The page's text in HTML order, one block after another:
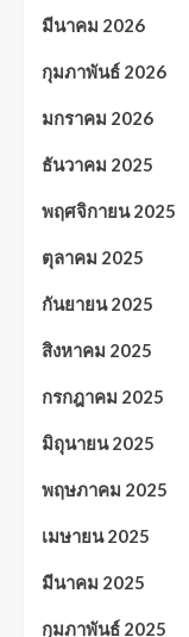
มีนาคม 2026
กุมภาพันธ์ 2026
มกราคม 2026
ธันวาคม 2025
พฤศจิกายน 2025
ตุลาคม 2025
กันยายน 2025
สิงหาคม 2025
กรกฎาคม 2025
มิถุนายน 2025
พฤษภาคม 2025
เมษายน 2025
มีนาคม 2025
กุมภาพันธ์ 2025